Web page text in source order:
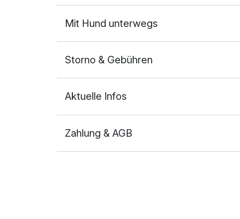
Mit Hund unterwegs
Storno & Gebühren
Aktuelle Infos
Zahlung & AGB